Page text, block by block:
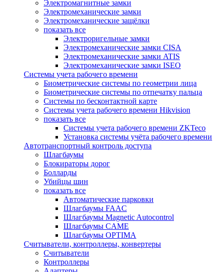
Электромагнитные замки
Электромеханические замки
Электромеханические защёлки
показать все
Электроригельные замки
Электромеханические замки CISA
Электромеханические замки ATIS
Электромеханические замки ISEO
Системы учета рабочего времени
Биометрические системы по геометрии лица
Биометрические системы по отпечатку пальца
Системы по бесконтактной карте
Системы учета рабочего времени Hikvision
показать все
Системы учета рабочего времени ZKTeco
Установка системы учёта рабочего времени
Автотранспортный контроль доступа
Шлагбаумы
Блокираторы дорог
Болларды
Убийцы шин
показать все
Автоматические парковки
Шлагбаумы FAAC
Шлагбаумы Magnetic Autocontrol
Шлагбаумы CAME
Шлагбаумы OPTIMA
Считыватели, контроллеры, конвертеры
Считыватели
Контроллеры